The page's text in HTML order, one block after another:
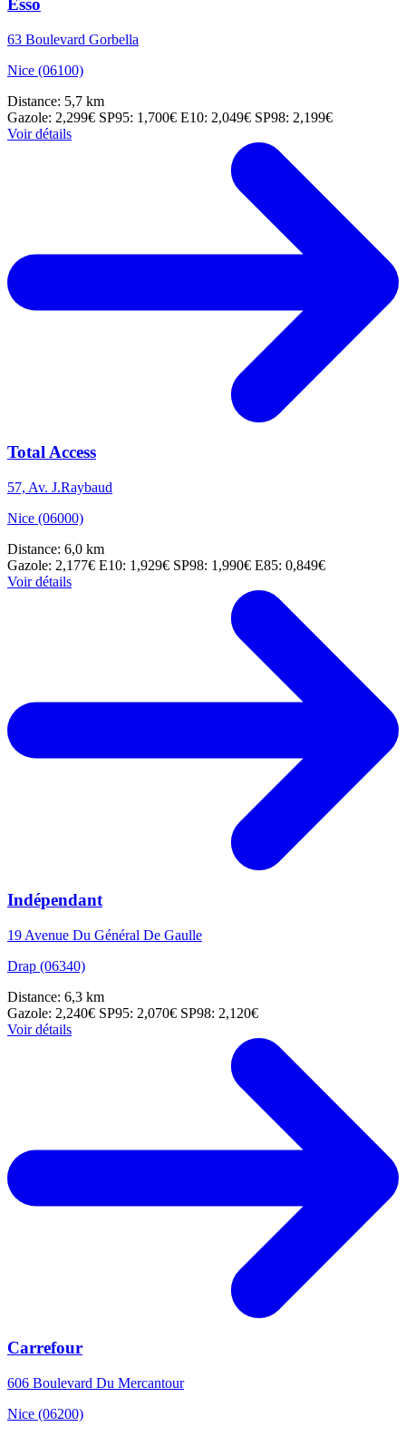
Esso
63 Boulevard Gorbella
Nice (06100)
Distance: 5,7 km
Gazole: 2,299€ SP95: 1,700€ E10: 2,049€ SP98: 2,199€
Voir détails
Total Access
57, Av. J.Raybaud
Nice (06000)
Distance: 6,0 km
Gazole: 2,177€ E10: 1,929€ SP98: 1,990€ E85: 0,849€
Voir détails
Indépendant
19 Avenue Du Général De Gaulle
Drap (06340)
Distance: 6,3 km
Gazole: 2,240€ SP95: 2,070€ SP98: 2,120€
Voir détails
Carrefour
606 Boulevard Du Mercantour
Nice (06200)